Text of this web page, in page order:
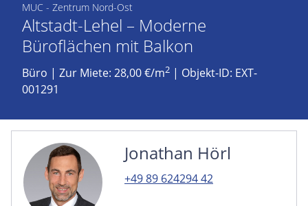
MUC - Zentrum Nord-Ost
Altstadt-Lehel – Moderne
Büroflächen mit Balkon
Büro | Zur Miete: 28,00 €/m2 | Objekt-ID: EXT-
001291
Jonathan Hörl
+49 89 624294 42